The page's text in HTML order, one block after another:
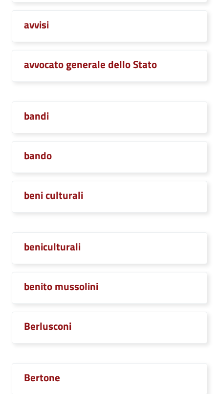
avvisi
avvocato generale dello Stato
bandi
bando
beni culturali
beniculturali
benito mussolini
Berlusconi
Bertone